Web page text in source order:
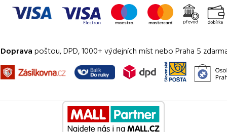
Doprava poštou, DPD, 1000+ výdejních míst nebo Praha 5